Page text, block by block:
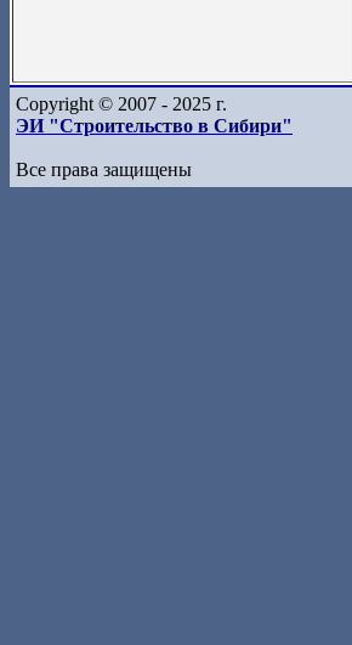
Copyright © 2007 - 2025 г.
ЭИ "Строительство в Сибири"
Все права защищены